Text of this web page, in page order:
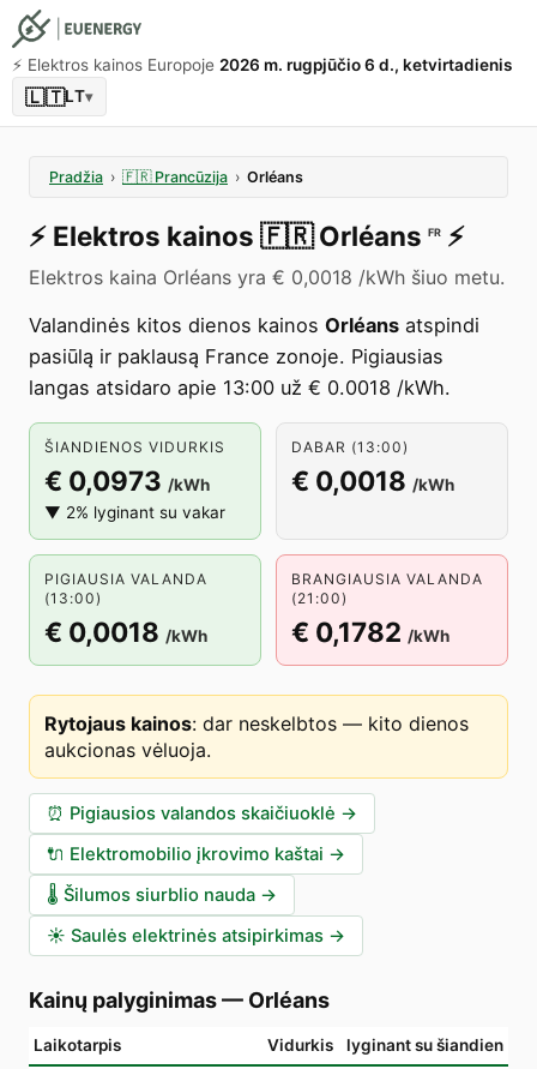
⚡️ Elektros kainos Europoje 2026 m. rugpjūčio 6 d., ketvirtadienis
🇱🇹LT▾
Pradžia › 🇫🇷 Prancūzija › Orléans
⚡️ Elektros kainos 🇫🇷 Orléans FR ⚡️
Elektros kaina Orléans yra € 0,0018 /kWh šiuo metu.
Valandinės kitos dienos kainos Orléans atspindi
pasiūlą ir paklausą France zonoje. Pigiausias
langas atsidaro apie 13:00 už € 0.0018 /kWh.
ŠIANDIENOS VIDURKIS
€ 0,0973 /kWh
▼ 2% lyginant su vakar
DABAR (13:00)
€ 0,0018 /kWh
PIGIAUSIA VALANDA
(13:00)
€ 0,0018 /kWh
BRANGIAUSIA VALANDA
(21:00)
€ 0,1782 /kWh
Rytojaus kainos: dar neskelbtos — kito dienos
aukcionas vėluoja.
⏰ Pigiausios valandos skaičiuoklė →
🔌 Elektromobilio įkrovimo kaštai →
🌡️ Šilumos siurblio nauda →
☀️ Saulės elektrinės atsipirkimas →
Kainų palyginimas— Orléans
Laikotarpis Vidurkis lyginant su šiandien